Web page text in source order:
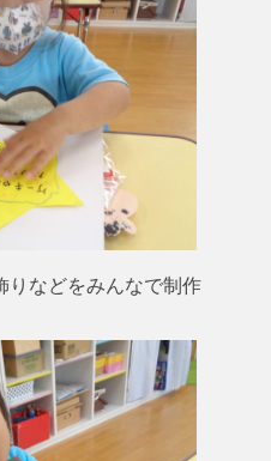
りなどをみんなで制作